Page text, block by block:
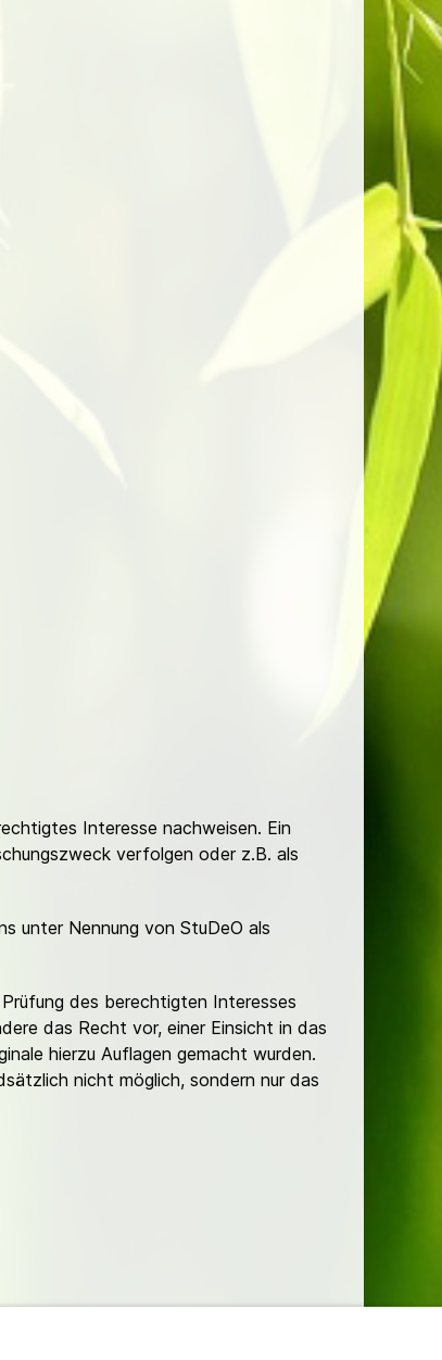
Interesse nachweisen. Ein
verfolgen oder z.B. als
unter Nennung von StuDeO als
des berechtigten Interesses
das Recht vor, einer Einsicht in das
hierzu Auflagen gemacht wurden.
nicht möglich, sondern nur das